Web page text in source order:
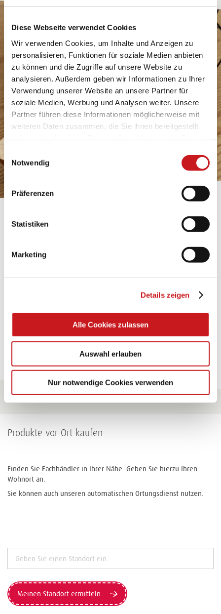
Diese Webseite verwendet Cookies
Wir verwenden Cookies, um Inhalte und Anzeigen zu
personalisieren, Funktionen für soziale Medien anbieten
zu können und die Zugriffe auf unsere Website zu
analysieren. Außerdem geben wir Informationen zu Ihrer
Verwendung unserer Website an unsere Partner für
soziale Medien, Werbung und Analysen weiter. Unsere
Partner führen diese Informationen möglicherweise mit
weiteren Daten zusammen, die Sie ihnen bereitgestellt
Datenschutzhinweisen
mehr darüber, wer wir sind, wie
personenbezogene Daten verarbeiten. Hier geht’s zum
Impressum.
Notwendig
Präferenzen
Statistiken
Marketing
Details zeigen
Alle Cookies zulassen
Auswahl erlauben
Nur notwendige Cookies verwenden
Glänzende Ideen mit wasserfestem Papier. Perfekt zu
Zu allen Tipps
Produkte vor Ort kaufen
Finden Sie Fachhändler in Ihrer Nähe. Geben Sie hierzu Ihren
Wohnort an.
Sie können auch unseren automatischen Ortungsdienst nutzen.
Meinen Standort ermitteln